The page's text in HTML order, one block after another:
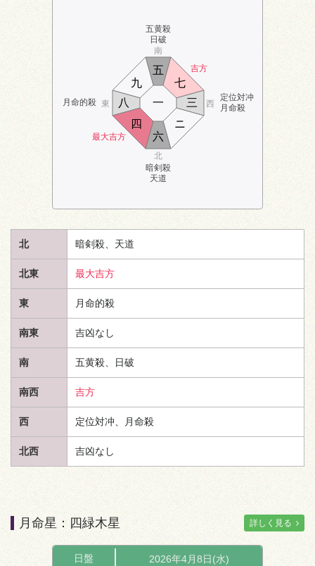
五黄殺
日破
吉方
月命的殺
定位対冲
月命殺
最大吉方
暗剣殺
天道
南
北
東 西
六
七
八
九
一
ニ
三
四
五
北 暗剣殺、 天道
北東 最大吉方
東 月命的殺
南東 吉凶なし
南 五黄殺、日破
南西 吉方
西 定位対冲、月命殺
北西 吉凶なし
月命星：四緑木星 詳しく見る
日盤 2026年4月8日(水)